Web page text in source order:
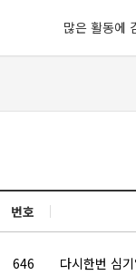
많은 활동에
번호
646 다시한번 심